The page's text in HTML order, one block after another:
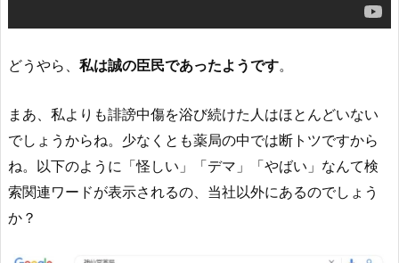
どうやら、 私は誠の臣民であったようです。
まあ、私よりも誹謗中傷を浴び続けた人はほとんどいない
でしょうからね。少なくとも薬局の中では断トツですから
ね。以下のように「怪しい」「デマ」「やばい」なんて検
索関連ワードが表示されるの、当社以外にあるのでしょう
か？